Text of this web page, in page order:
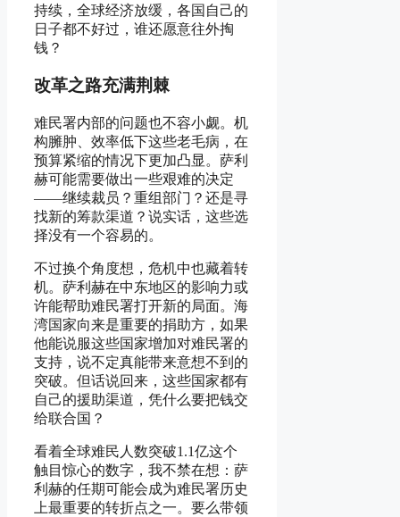
持续，全球经济放缓，各国自己的
日子都不好过，谁还愿意往外掏
钱？
改革之路充满荆棘
难民署内部的问题也不容小觑。机
构臃肿、效率低下这些老毛病，在
预算紧缩的情况下更加凸显。萨利
赫可能需要做出一些艰难的决定
——继续裁员？重组部门？还是寻
找新的筹款渠道？说实话，这些选
择没有一个容易的。
不过换个角度想，危机中也藏着转
机。萨利赫在中东地区的影响力或
许能帮助难民署打开新的局面。海
湾国家向来是重要的捐助方，如果
他能说服这些国家增加对难民署的
支持，说不定真能带来意想不到的
突破。但话说回来，这些国家都有
自己的援助渠道，凭什么要把钱交
给联合国？
看着全球难民人数突破1.1亿这个
触目惊心的数字，我不禁在想：萨
利赫的任期可能会成为难民署历史
上最重要的转折点之一。要么带领